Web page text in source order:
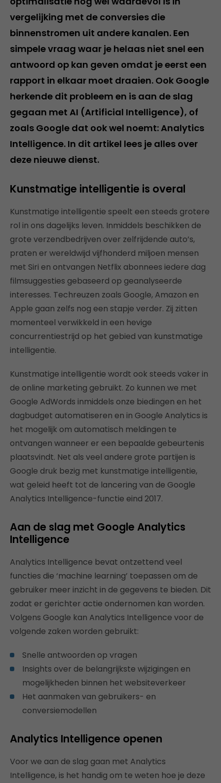
vergelijking met de conversies die
binnenstromen uit andere kanalen. Een
simpele vraag waar je helaas niet snel een
antwoord op kan geven omdat je eerst een
rapport in elkaar moet draaien. Ook Google
herkende dit probleem en is aan de slag
gegaan met AI (Artificial Intelligence), of
zoals Google dat ook wel noemt: Analytics
Intelligence. In dit artikel lees je alles over
deze nieuwe dienst.
Kunstmatige intelligentie is overal
Kunstmatige intelligentie speelt een steeds grotere
rol in ons dagelijks leven. Inmiddels beschikken de
grote verzendbedrijven over zelfrijdende auto’s,
praten er wereldwijd vijfhonderd miljoen mensen
met Siri en ontvangen Netflix abonnees iedere dag
filmsuggesties gebaseerd op geanalyseerde
interesses. Techreuzen zoals Google, Amazon en
Apple gaan zelfs nog een stapje verder. Zij zitten
momenteel verwikkeld in een hevige
concurrentiestrijd op het gebied van kunstmatige
intelligentie.
Kunstmatige intelligentie wordt ook steeds vaker in
de online marketing gebruikt. Zo kunnen we met
Google AdWords inmiddels onze biedingen en het
dagbudget automatiseren en in Google Analytics is
het mogelijk om automatisch meldingen te
ontvangen wanneer er een bepaalde gebeurtenis
plaatsvindt. Net als veel andere grote partijen is
Google druk bezig met kunstmatige intelligentie,
wat geleid heeft tot de lancering van de Google
Analytics Intelligence-functie eind 2017.
Aan de slag met Google Analytics
Intelligence
Analytics Intelligence bevat ontzettend veel
functies die ‘machine learning’ toepassen om de
gebruiker meer inzicht in de gegevens te bieden. Dit
zodat er gerichter actie ondernomen kan worden.
Volgens Google kan Analytics Intelligence voor de
volgende zaken worden gebruikt:
Snelle antwoorden op vragen
Insights over de belangrijkste wijzigingen en
mogelijkheden binnen het websiteverkeer
Het aanmaken van gebruikers- en
conversiemodellen
Analytics Intelligence openen
Voor we aan de slag gaan met Analytics
Intelligence, is het handig om te weten hoe je deze